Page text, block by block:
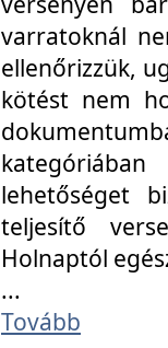
varratoknál
ellenőrizzük,
kötést nem
lehetőséget
teljesítő
Holnaptól
...
Tovább